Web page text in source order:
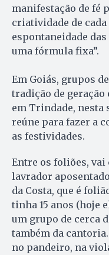
manifestação de fé
criatividade de
espontaneidade
uma fórmula fixa”.
Em Goiás, grupos
tradição de geração
em Trindade, nesta
reúne para fazer a
as festividades.
Entre os foliões, vai
lavrador
da Costa, que é
tinha 15 anos (hoje
um grupo de cerca
também da
no pandeiro, na